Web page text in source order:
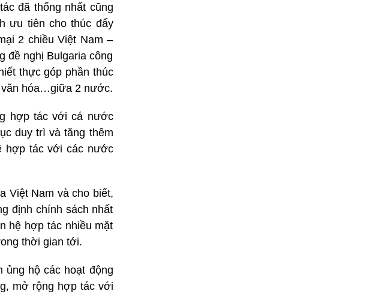
đã thống nhất cũng
ưu tiên cho thúc đẩy
2 chiều Việt Nam –
đề nghị Bulgaria công
thực góp phần thúc
văn hóa…giữa 2 nước.
hợp tác với cá nước
duy trì và tăng thêm
hợp tác với các nước
Việt Nam và cho biết,
định chính sách nhất
hệ hợp tác nhiều mặt
thời gian tới.
ủng hộ các hoạt động
mở rộng hợp tác với